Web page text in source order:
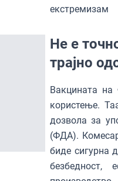
екстремизам
Не е
трајно
Вакцината на
користење.
дозвола за
(ФДА).
биде сигурна